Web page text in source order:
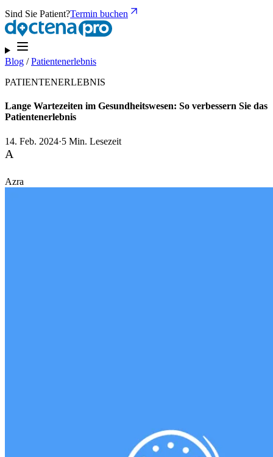
Sind Sie Patient?Termin buchen
Blog /Patientenerlebnis
PATIENTENERLEBNIS
Lange Wartezeiten im Gesundheitswesen: So verbessern Sie das
Patientenerlebnis
14. Feb. 2024·5 Min. Lesezeit
A
Azra